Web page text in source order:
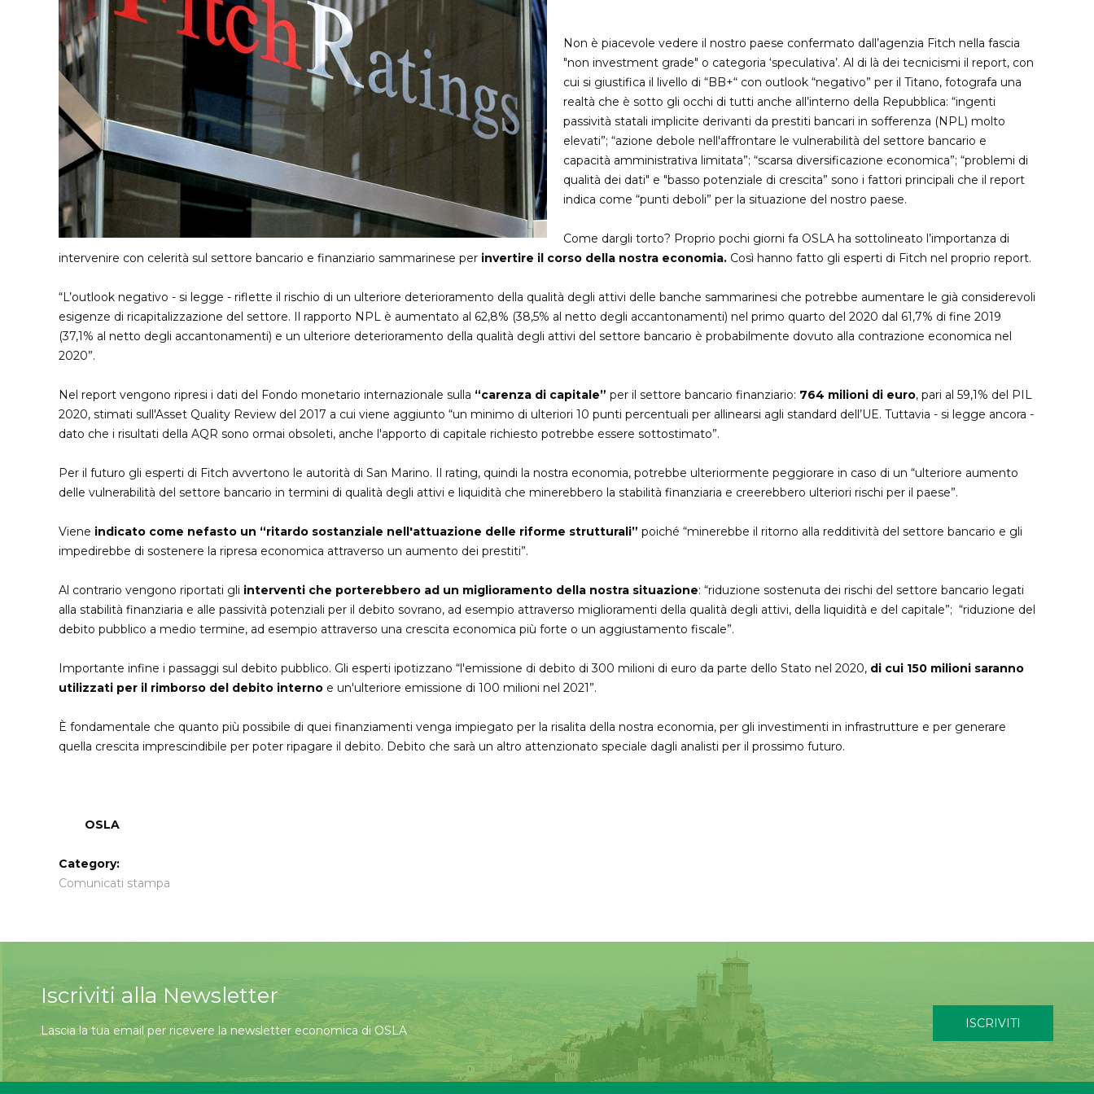
Disservizi Pubblica
Amministrazione
aggiornamento)
Corso di formazione operatori
elettrici
Corso antincendio basso e
medio rischio
Non è piacevole vedere il nostro paese confermato dall’agenzia Fitch nella fascia
"non investment grade" o categoria ‘speculativa’. Al di là dei tecnicismi il report, con
cui si giustifica il livello di “BB+“ con outlook “negativo” per il Titano, fotografa una
realtà che è sotto gli occhi di tutti anche all’interno della Repubblica: “ingenti
passività statali implicite derivanti da prestiti bancari in sofferenza (NPL) molto
elevati”; “azione debole nell'affrontare le vulnerabilità del settore bancario e
capacità amministrativa limitata”; “scarsa diversificazione economica”; “problemi di
qualità dei dati" e "basso potenziale di crescita” sono i fattori principali che il report
indica come “punti deboli” per la situazione del nostro paese.
Come dargli torto? Proprio pochi giorni fa OSLA ha sottolineato l’importanza di
intervenire con celerità sul settore bancario e finanziario sammarinese per invertire il corso della nostra economia. Così hanno fatto gli esperti di Fitch nel proprio report.
“L’outlook negativo - si legge - riflette il rischio di un ulteriore deterioramento della qualità degli attivi delle banche sammarinesi che potrebbe aumentare le già considerevoli
esigenze di ricapitalizzazione del settore. Il rapporto NPL è aumentato al 62,8% (38,5% al ​​netto degli accantonamenti) nel primo quarto del 2020 dal 61,7% di fine 2019
(37,1% al netto degli accantonamenti) e un ulteriore deterioramento della qualità degli attivi del settore bancario è probabilmente dovuto alla contrazione economica nel
2020”.
Nel report vengono ripresi i dati del Fondo monetario internazionale sulla “carenza di capitale” per il settore bancario finanziario: 764 milioni di euro, pari al 59,1% del PIL
2020, stimati sull'Asset Quality Review del 2017 a cui viene aggiunto “un minimo di ulteriori 10 punti percentuali per allinearsi agli standard dell’UE. Tuttavia - si legge ancora -
dato che i risultati della AQR sono ormai obsoleti, anche l'apporto di capitale richiesto potrebbe essere sottostimato”.
Per il futuro gli esperti di Fitch avvertono le autorità di San Marino. Il rating, quindi la nostra economia, potrebbe ulteriormente peggiorare in caso di un “ulteriore aumento
delle vulnerabilità del settore bancario in termini di qualità degli attivi e liquidità che minerebbero la stabilità finanziaria e creerebbero ulteriori rischi per il paese”.
Viene indicato come nefasto un “ritardo sostanziale nell'attuazione delle riforme strutturali” poiché “minerebbe il ritorno alla redditività del settore bancario e gli
impedirebbe di sostenere la ripresa economica attraverso un aumento dei prestiti”.
Al contrario vengono riportati gli interventi che porterebbero ad un miglioramento della nostra situazione: “riduzione sostenuta dei rischi del settore bancario legati
alla stabilità finanziaria e alle passività potenziali per il debito sovrano, ad esempio attraverso miglioramenti della qualità degli attivi, della liquidità e del capitale”; “riduzione del
debito pubblico a medio termine, ad esempio attraverso una crescita economica più forte o un aggiustamento fiscale”.
Importante infine i passaggi sul debito pubblico. Gli esperti ipotizzano “l'emissione di debito di 300 milioni di euro da parte dello Stato nel 2020, di cui 150 milioni saranno
utilizzati per il rimborso del debito interno e un'ulteriore emissione di 100 milioni nel 2021”.
È fondamentale che quanto più possibile di quei finanziamenti venga impiegato per la risalita della nostra economia, per gli investimenti in infrastrutture e per generare
quella crescita imprescindibile per poter ripagare il debito. Debito che sarà un altro attenzionato speciale dagli analisti per il prossimo futuro.
OSLA
Category:
Comunicati stampa
Iscriviti alla Newsletter
Lascia la tua email per ricevere la newsletter economica di OSLA ISCRIVITI